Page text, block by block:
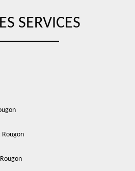
SERVICES